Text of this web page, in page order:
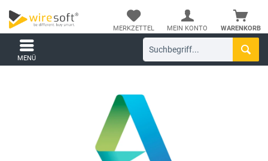
WARENKORB
MERKZETTEL MEIN KONTO
MENÜ